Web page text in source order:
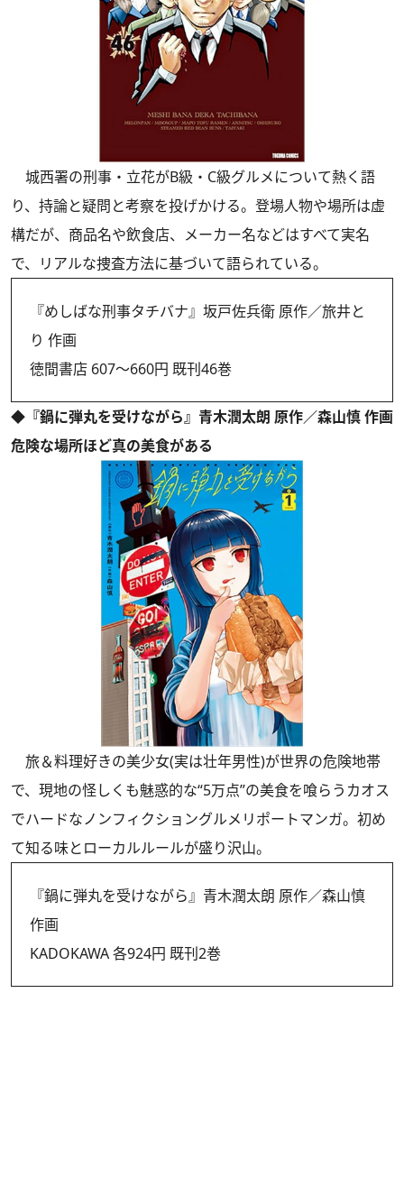
城西署の刑事・立花がB級・C級グルメについて熱く語
り、持論と疑問と考察を投げかける。登場人物や場所は虚
構だが、商品名や飲食店、メーカー名などはすべて実名
で、リアルな捜査方法に基づいて語られている。
『めしばな刑事タチバナ』坂戸佐兵衛 原作／旅井と
り 作画
徳間書店 607～660円 既刊46巻
◆『鍋に弾丸を受けながら』青木潤太朗 原作／森山慎 作画
危険な場所ほど真の美食がある
旅＆料理好きの美少女(実は壮年男性)が世界の危険地帯
で、現地の怪しくも魅惑的な“5万点”の美食を喰らうカオス
でハードなノンフィクショングルメリポートマンガ。初め
て知る味とローカルルールが盛り沢山。
『鍋に弾丸を受けながら』青木潤太朗 原作／森山慎
作画
KADOKAWA 各924円 既刊2巻